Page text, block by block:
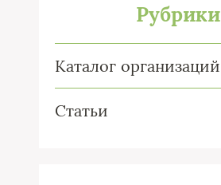
Рубрики
Каталог организаций
Статьи